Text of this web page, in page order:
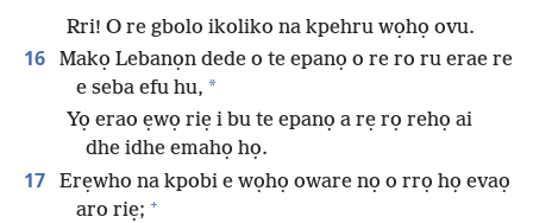
Rri! O re gbolo ikoliko na kpehru wọhọ ovu.
16
Makọ Lebanọn dede o te epanọ o re ro ru erae re
e seba efu hu, *
Yọ erao ẹwọ riẹ i bu te epanọ a rẹ rọ rehọ ai
dhe idhe emahọ họ.
17
Erẹwho na kpobi e wọhọ oware nọ o rrọ họ evaọ
aro riẹ; +